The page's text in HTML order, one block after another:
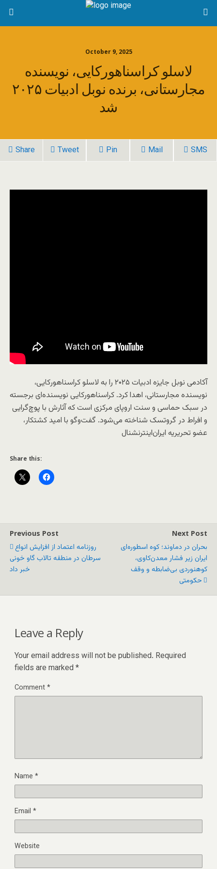
October 9, 2025
لاسلو کراسناهورکایی، نویسنده
مجارستانی، برنده نوبل ادبیات ۲۰۲۵
شد
Share Tweet Pin Mail SMS
آکادمی نوبل جایزه ادبیات ۲۰۲۵ را به لاسلو کراسناهورکایی،
نویسنده مجارستانی، اهدا کرد. کراسناهورکایی نویسنده‌ای برجسته
در سبک حماسی و سنت اروپای مرکزی است که آثارش با پوچ‌گرایی
و افراط در گروتسک شناخته می‌شود. گفت‌وگو با امید کشتکار،
عضو تحریریه ایران‌اینترنشنال
Share this:
Previous Post
روزنامه اعتماد از افزایش انواع
سرطان در منطقه تالاب گاو خونی
خبر داد
Next Post
بحران در دماوند؛ کوه اسطوره‌ای
ایران زیر فشار معدن‌کاوی،
کوهنوردی بی‌ضابطه و وقف
حکومتی
Leave a Reply
Your email address will not be published. Required
fields are marked *
Comment*
Name *
Email *
Website